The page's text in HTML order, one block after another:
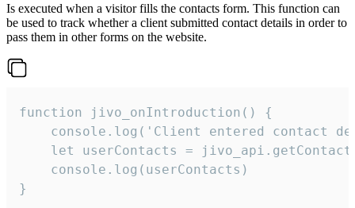
Is executed when a visitor fills the contacts form. This function can
be used to track whether a client submitted contact details in order to
pass them in other forms on the website.
function jivo_onIntroduction() {
console.log('Client entered contact
let userContacts =
    console.log(userContacts)
}